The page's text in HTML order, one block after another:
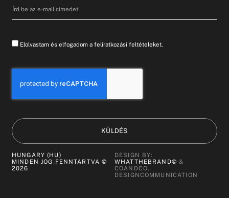
Elolvastam és elfogadom a feliratkozási feltételeket.
KÜLDÉS
HUNGARY (HU)
MINDEN JOG FENNTARTVA ©
2026
DESIGN BY:
WHATTHEBRAND© &
COANDCO.
DESIGNCOMMUNICATION